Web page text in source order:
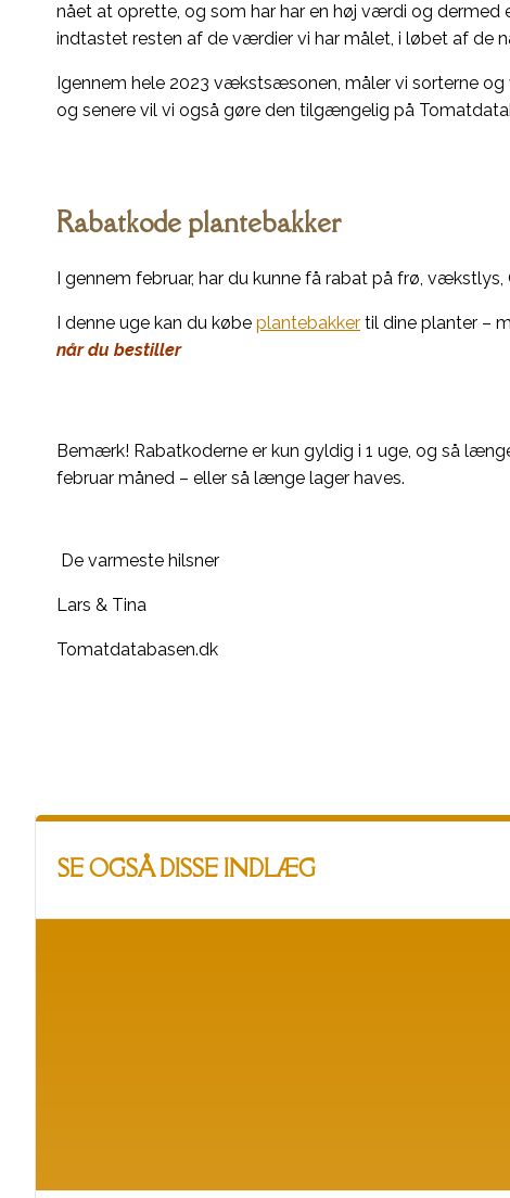
nået at oprette, og som har har en høj værdi og dermed
indtastet resten af de værdier vi har målet, i løbet af de
Igennem hele 2023 vækstsæsonen, måler vi sorterne
og senere vil vi også gøre den tilgængelig på
Rabatkode plantebakker
I gennem februar, har du kunne få rabat på frø,
I denne uge kan du købe plantebakker til dine planter –
når du bestiller
Bemærk! Rabatkoderne er kun gyldig i 1 uge, og så
februar måned – eller så længe lager haves.
De varmeste hilsner
Lars & Tina
Tomatdatabasen.dk
SE OGSÅ DISSE INDLÆG